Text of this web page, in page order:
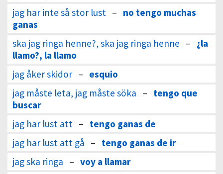
jag har inte så stor lust – no tengo muchas
ganas
ska jag ringa henne?, ska jag ringa henne – ¿la
llamo?, la llamo
jag åker skidor – esquio
jag måste leta, jag måste söka – tengo que
buscar
jag har lust att – tengo ganas de
jag har lust att gå – tengo ganas de ir
jag ska ringa – voy a llamar